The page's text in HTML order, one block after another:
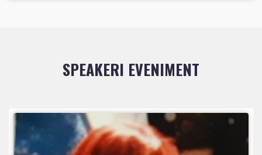
SPEAKERI EVENIMENT